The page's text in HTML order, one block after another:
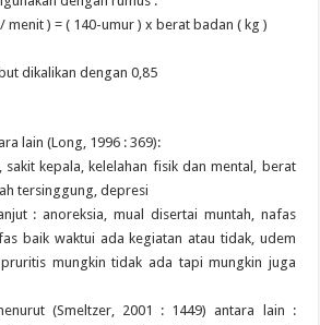
menit ) = ( 140-umur ) x berat badan ( kg )
dikalikan dengan 0,85
lain (Long, 1996 : 369):
sakit kepala, kelelahan fisik dan mental, berat
tersinggung, depresi
: anoreksia, mual disertai muntah, nafas
baik waktui ada kegiatan atau tidak, udem
mungkin tidak ada tapi mungkin juga
(Smeltzer, 2001 : 1449) antara lain :